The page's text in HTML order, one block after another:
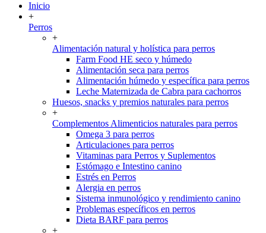
Inicio
+
Perros
+
Alimentación natural y holística para perros
Farm Food HE seco y húmedo
Alimentación seca para perros
Alimentación húmedo y específica para perros
Leche Maternizada de Cabra para cachorros
Huesos, snacks y premios naturales para perros
+
Complementos Alimenticios naturales para perros
Omega 3 para perros
Articulaciones para perros
Vitaminas para Perros y Suplementos
Estómago e Intestino canino
Estrés en Perros
Alergia en perros
Sistema inmunológico y rendimiento canino
Problemas específicos en perros
Dieta BARF para perros
+